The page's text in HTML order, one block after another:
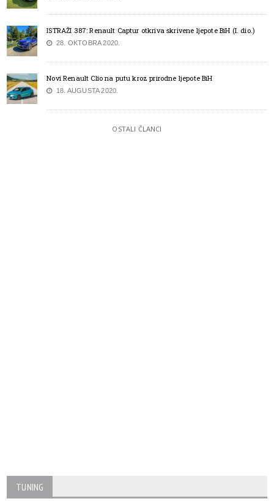
ISTRAŽI 387: Renault Captur otkriva skrivene ljepote BiH (I. dio.)
28. OKTOBRA 2020.
Novi Renault Clio na putu kroz prirodne ljepote BiH
18. AUGUSTA 2020.
OSTALI ČLANCI
TUNING